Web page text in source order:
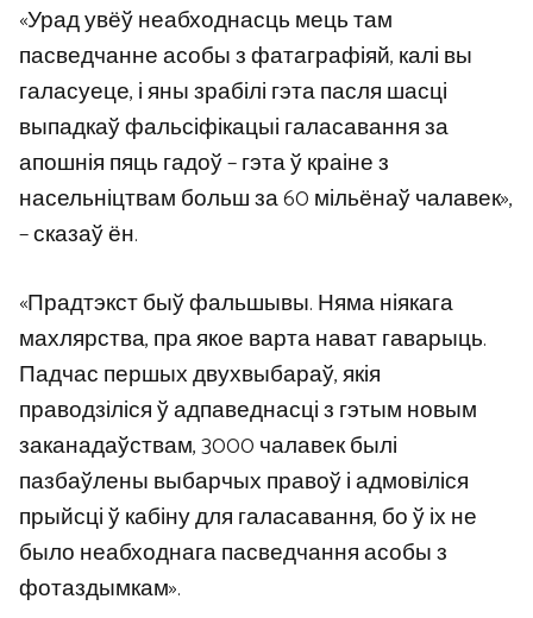
«Урад увёў неабходнасць мець там
пасведчанне асобы з фатаграфіяй, калі вы
галасуеце, і яны зрабілі гэта пасля шасці
выпадкаў фальсіфікацыі галасавання за
апошнія пяць гадоў – гэта ў краіне з
насельніцтвам больш за 60 мільёнаў чалавек»,
– сказаў ён.
«Прадтэкст быў фальшывы. Няма ніякага
махлярства, пра якое варта нават гаварыць.
Падчас першых двухвыбараў, якія
праводзіліся ў адпаведнасці з гэтым новым
заканадаўствам, 3000 чалавек былі
пазбаўлены выбарчых правоў і адмовіліся
прыйсці ў кабіну для галасавання, бо ў іх не
было неабходнага пасведчання асобы з
фотаздымкам».